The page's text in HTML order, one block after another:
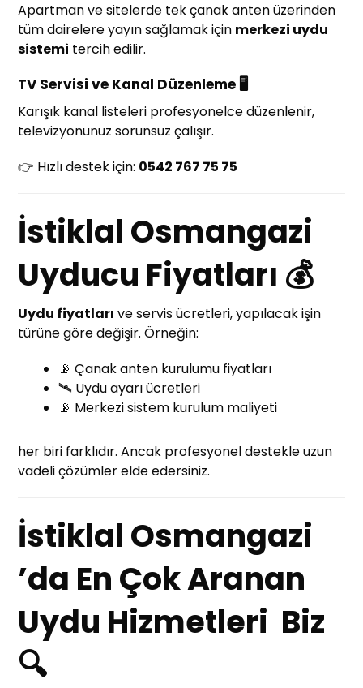
Apartman ve sitelerde tek çanak anten üzerinden
tüm dairelere yayın sağlamak için merkezi uydu
sistemi tercih edilir.
TV Servisi ve Kanal Düzenleme 🖥️
Karışık kanal listeleri profesyonelce düzenlenir,
televizyonunuz sorunsuz çalışır.
👉 Hızlı destek için: 0542 767 75 75
İstiklal Osmangazi
Uyducu Fiyatları 💰
Uydu fiyatları ve servis ücretleri, yapılacak işin
türüne göre değişir. Örneğin:
📡 Çanak anten kurulumu fiyatları
🛰️ Uydu ayarı ücretleri
📡 Merkezi sistem kurulum maliyeti
her biri farklıdır. Ancak profesyonel destekle uzun
vadeli çözümler elde edersiniz.
İstiklal Osmangazi
’da En Çok Aranan
Uydu Hizmetleri Biz
🔍